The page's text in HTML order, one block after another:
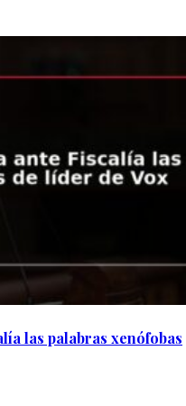
las palabras xenófobas